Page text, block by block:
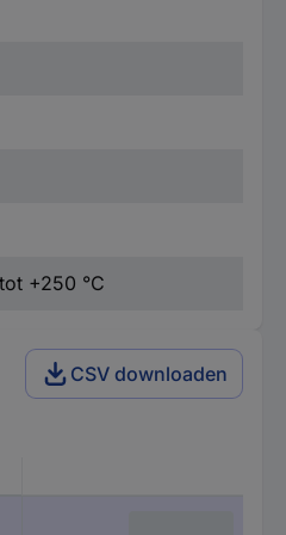
+250 °C
CSV downloaden